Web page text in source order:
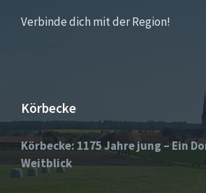
Verbinde dich mit der Region!
Körbecke
Körbecke: 1175 Jahre jung – Ein
Weitblick